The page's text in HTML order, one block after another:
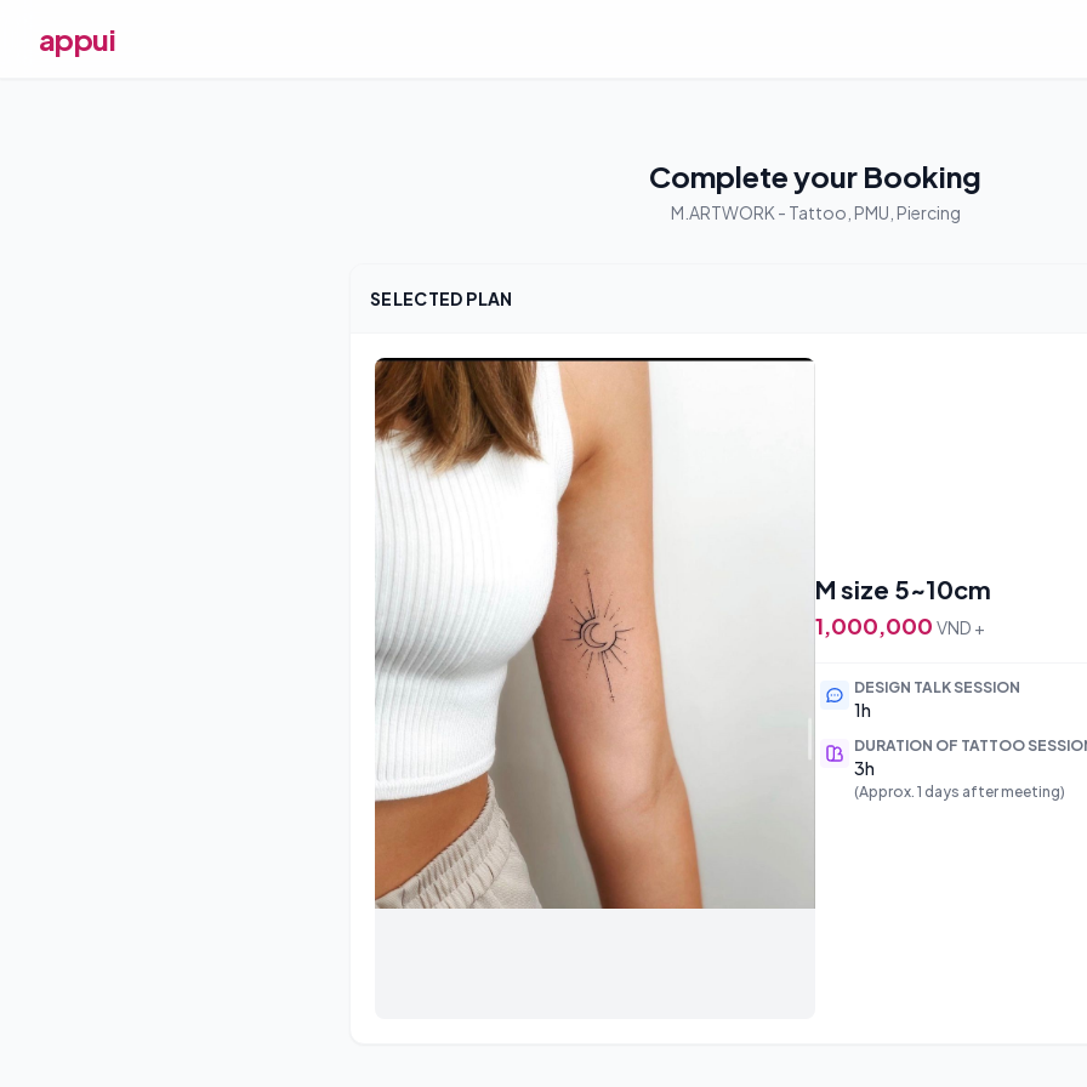
appui
Complete your Booking
M.ARTWORK - Tattoo, PMU, Piercing
SELECTED PLAN
M size 5~10cm
1,000,000 VND +
DESIGN TALK SESSION
1h
DURATION OF TATTOO
3h
(Approx. 1 days after meeting)